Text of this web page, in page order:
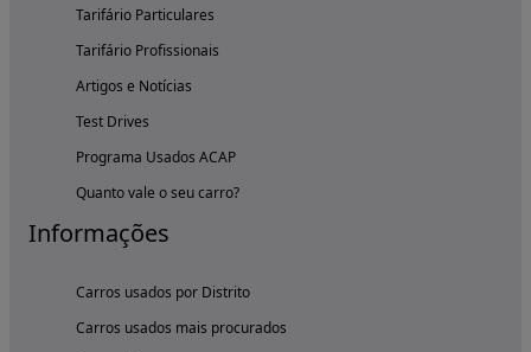
Tarifário Particulares
Tarifário Profissionais
Artigos e Notícias
Test Drives
Programa Usados ACAP
Quanto vale o seu carro?
Informações
Carros usados por Distrito
Carros usados mais procurados